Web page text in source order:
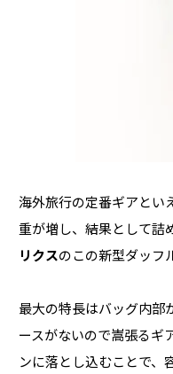
海外旅行の定番ギアとい
重が増し、結果として詰
リクスのこの新型ダッフ
最大の特長はバッグ内部
ースがないので嵩張るギ
ンに落とし込むことで、